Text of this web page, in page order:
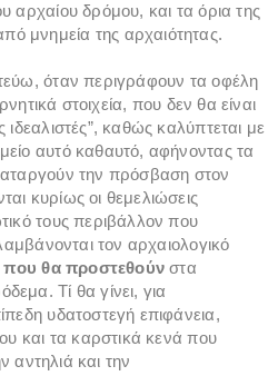
αρχαίου δρόμου, και τα όρια της
μνημεία της αρχαιότητας.
όταν περιγράφουν τα οφέλη
στοιχεία, που δεν θα είναι
καθώς καλύπτεται με
αυτό καθαυτό, αφήνοντας τα
την πρόσβαση στον
κυρίως οι θεμελιώσεις
τους περιβάλλον που
τον αρχαιολογικό
θα προστεθούν στα
Τί θα γίνει, για
υδατοστεγή επιφάνεια,
και τα καρστικά κενά που
αντηλιά και την